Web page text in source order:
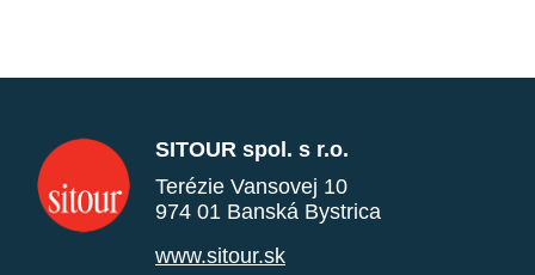
SITOUR spol. s r.o.
Terézie Vansovej 10
974 01 Banská Bystrica
www.sitour.sk